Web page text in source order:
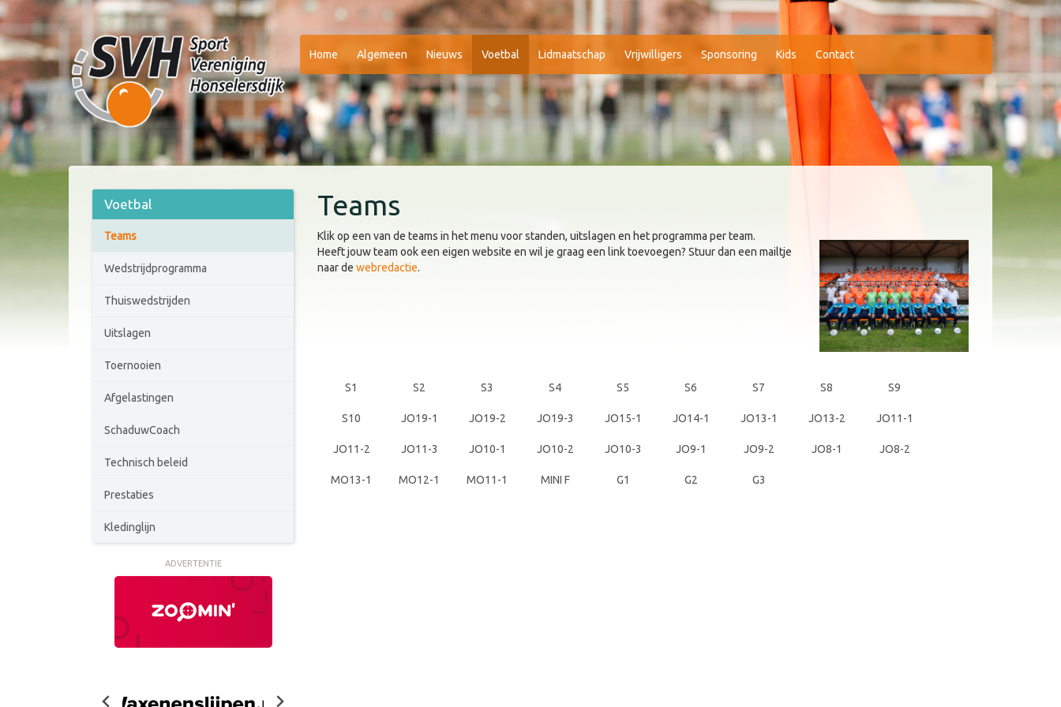
Home Algemeen Nieuws Voetbal Lidmaatschap Vrijwilligers Sponsoring Kids Contact
Voetbal
Teams
Wedstrijdprogramma
Thuiswedstrijden
Uitslagen
Toernooien
Afgelastingen
SchaduwCoach
Technisch beleid
Prestaties
Kledinglijn
ADVERTENTIE
Teams
Klik op een van de teams in het menu voor standen, uitslagen en het programma per team.
Heeft jouw team ook een eigen website en wil je graag een link toevoegen? Stuur dan een mailtje
naar de webredactie.
S1 S2 S3 S4 S5 S6 S7 S8 S9
S10 JO19-1 JO19-2 JO19-3 JO15-1 JO14-1 JO13-1 JO13-2 JO11-1
JO11-2 JO11-3 JO10-1 JO10-2 JO10-3 JO9-1 JO9-2 JO8-1 JO8-2
MO13-1 MO12-1 MO11-1 MINI F G1 G2 G3